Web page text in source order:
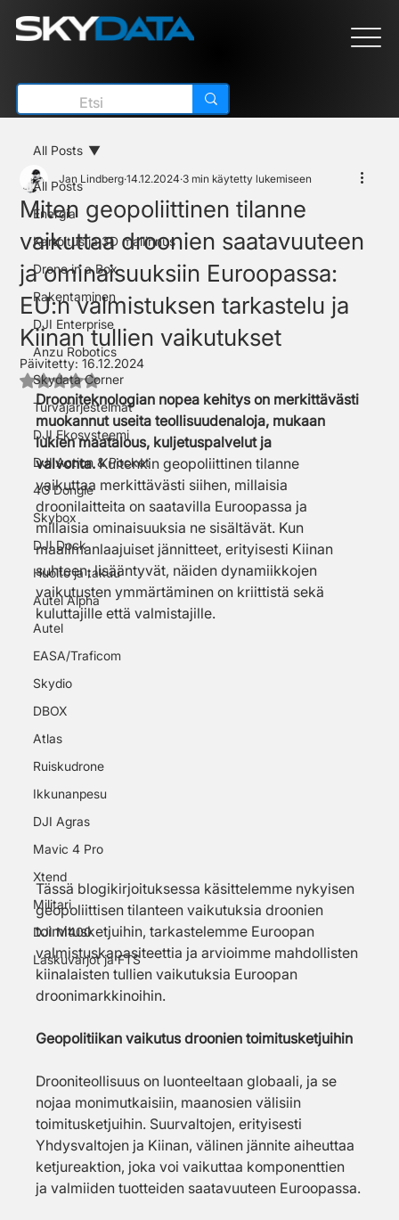
All Posts
Energia
Kartoitus ja 3D mallinnus
Drone in a Box
Rakentaminen
DJI Enterprise
Anzu Robotics
Skydata Corner
Turvajärjestelmät
DJI Ekosysteemi
DJI Action & Pocket
4G Dongle
Skybox
DJI Dock
Huolto ja takuu
Autel Alpha
Autel
EASA/Traficom
Skydio
DBOX
Atlas
Ruiskudrone
Ikkunanpesu
DJI Agras
Mavic 4 Pro
Xtend
Militari
DJI M400
Laskuvarjot ja FTS
All Posts
Miten geopoliittinen tilanne
vaikuttaa droonien saatavuuteen
ja ominaisuuksiin Euroopassa:
EU:n valmistuksen tarkastelu ja
Kiinan tullien vaikutukset
Jan Lindberg 14.12.2024 3 min käytetty lukemiseen
Päivitetty:16.12.2024
Arvostelun tähtimäärä: epäluku/5
Drooniteknologian nopea kehitys on merkittävästi
muokannut useita teollisuudenaloja, mukaan
lukien maatalous, kuljetuspalvelut ja
valvonta. Kuitenkin geopoliittinen tilanne
vaikuttaa merkittävästi siihen, millaisia
droonilaitteita on saatavilla Euroopassa ja
millaisia ominaisuuksia ne sisältävät. Kun
maailmanlaajuiset jännitteet, erityisesti Kiinan
suhteen, lisääntyvät, näiden dynamiikkojen
vaikutusten ymmärtäminen on kriittistä sekä
kuluttajille että valmistajille.
Tässä blogikirjoituksessa käsittelemme nykyisen
geopoliittisen tilanteen vaikutuksia droonien
toimitusketjuihin, tarkastelemme Euroopan
valmistuskapasiteettia ja arvioimme mahdollisten
kiinalaisten tullien vaikutuksia Euroopan
droonimarkkinoihin.
Geopolitiikan vaikutus droonien toimitusketjuihin
Drooniteollisuus on luonteeltaan globaali, ja se
nojaa monimutkaisiin, maanosien välisiin
toimitusketjuihin. Suurvaltojen, erityisesti
Yhdysvaltojen ja Kiinan, välinen jännite aiheuttaa
ketjureaktion, joka voi vaikuttaa komponenttien
ja valmiiden tuotteiden saatavuuteen Euroopassa.